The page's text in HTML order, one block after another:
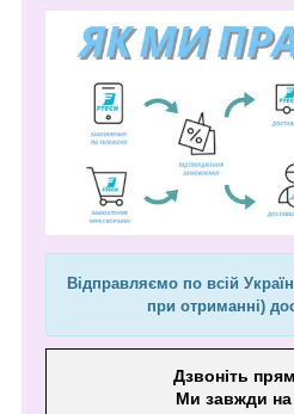
Відправляємо по всій
при отриманні)
Дзвоніть
Ми завжди на